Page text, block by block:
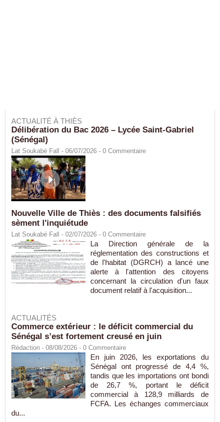
ACTUALITÉ À THIÈS
Délibération du Bac 2026 – Lycée Saint-Gabriel
(Sénégal)
Lat Soukabé Fall - 06/07/2026 - 0 Commentaire
Nouvelle Ville de Thiès : des documents falsifiés
sèment l'inquiétude
Lat Soukabé Fall - 02/07/2026 - 0 Commentaire
La Direction générale de la
réglementation des constructions et
de l'habitat (DGRCH) a lancé une
alerte à l'attention des citoyens
concernant la circulation d'un faux
document relatif à l'acquisition...
ACTUALITÉS
Commerce extérieur : le déficit commercial du
Sénégal s’est fortement creusé en juin
Rédaction - 08/08/2026 - 0 Commentaire
En juin 2026, les exportations du
Sénégal ont progressé de 4,4 %,
tandis que les importations ont bondi
de 26,7 %, portant le déficit
commercial à 128,9 milliards de
FCFA. Les échanges commerciaux
du...